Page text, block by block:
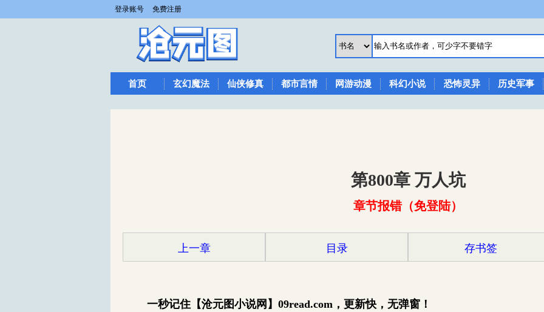
登录账号 免费注册
首页 玄幻魔法 仙侠修真 都市言情 网游动漫 科幻小说 恐怖灵异 历史军事
第800章 万人坑
章节报错（免登陆）
上一章 目录 存书签
一秒记住【沧元图小说网】09read.com，更新快，无弹窗！